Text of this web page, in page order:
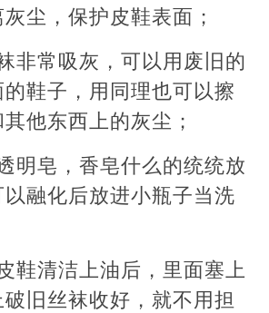
尘，保护皮鞋表面；
非常吸灰，可以用废旧的
鞋子，用同理也可以擦
他东西上的灰尘；
明皂，香皂什么的统统放
融化后放进小瓶子当洗
鞋清洁上油后，里面塞上
旧丝袜收好，就不用担